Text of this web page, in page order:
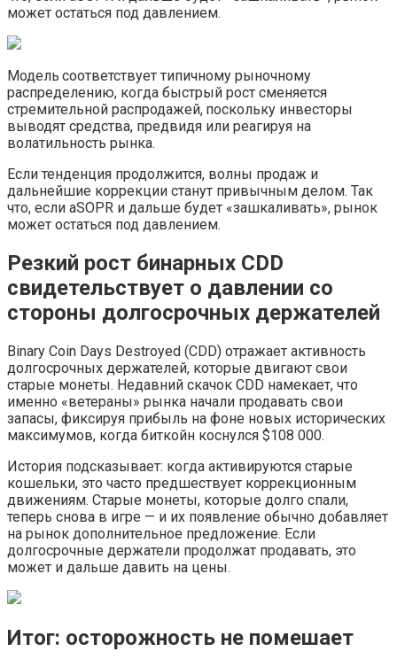
может остаться под давлением.
Модель соответствует типичному рыночному
распределению, когда быстрый рост сменяется
стремительной распродажей, поскольку инвесторы
выводят средства, предвидя или реагируя на
волатильность рынка.
Если тенденция продолжится, волны продаж и
дальнейшие коррекции станут привычным делом. Так
что, если aSOPR и дальше будет «зашкаливать», рынок
может остаться под давлением.
Резкий рост бинарных CDD
свидетельствует о давлении со
стороны долгосрочных держателей
Binary Coin Days Destroyed (CDD) отражает активность
долгосрочных держателей, которые двигают свои
старые монеты. Недавний скачок CDD намекает, что
именно «ветераны» рынка начали продавать свои
запасы, фиксируя прибыль на фоне новых исторических
максимумов, когда биткойн коснулся $108 000.
История подсказывает: когда активируются старые
кошельки, это часто предшествует коррекционным
движениям. Старые монеты, которые долго спали,
теперь снова в игре — и их появление обычно добавляет
на рынок дополнительное предложение. Если
долгосрочные держатели продолжат продавать, это
может и дальше давить на цены.
Итог: осторожность не помешает